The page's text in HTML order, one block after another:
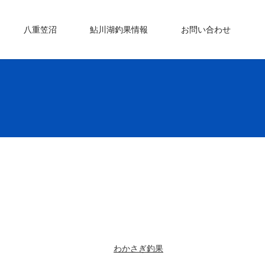
八重笠沼 鮎川湖釣果情報 お問い合わせ
わかさぎ釣果